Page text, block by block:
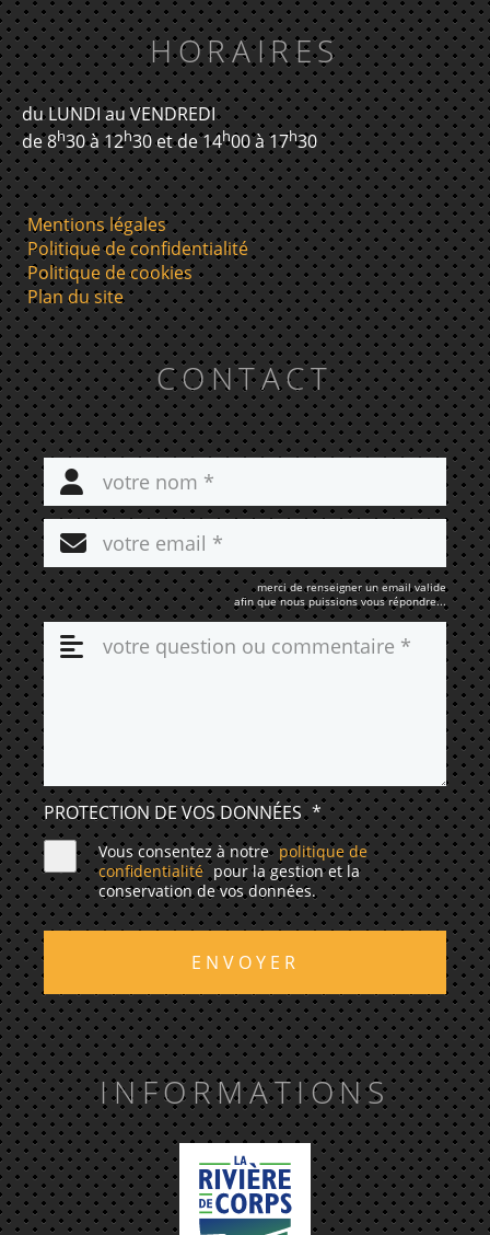
HORAIRES
du LUNDI au VENDREDI
de 8h30 à 12h30 et de 14h00 à 17h30
Mentions légales
Politique de confidentialité
Politique de cookies
Plan du site
CONTACT
merci de renseigner un email valide
afin que nous puissions vous répondre...
PROTECTION DE VOS DONNÉES *
Vous consentez à notre politique de
confidentialité pour la gestion et la
conservation de vos données.
ENVOYER
INFORMATIONS